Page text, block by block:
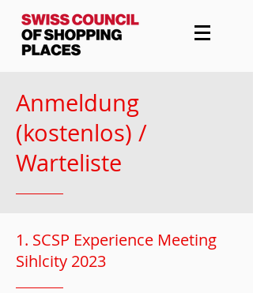
Anmeldung
(kostenlos) /
Warteliste
1. SCSP Experience Meeting
Sihlcity 2023